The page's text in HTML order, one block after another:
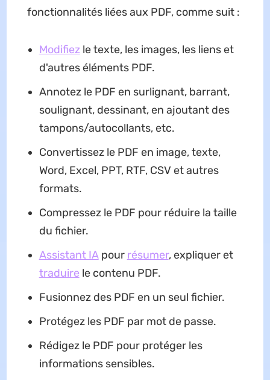
fonctionnalités liées aux PDF, comme suit :
Modifiezle texte, les images, les liens et
d'autres éléments PDF.
Annotez le PDF en surlignant, barrant,
soulignant, dessinant, en ajoutant des
tampons/autocollants, etc.
Convertissez le PDF en image, texte,
Word, Excel, PPT, RTF, CSV et autres
formats.
Compressez le PDF pour réduire la taille
du fichier.
Assistant IApour résumer, expliquer et
traduire le contenu PDF.
Fusionnez des PDF en un seul fichier.
Protégez les PDF par mot de passe.
Rédigez le PDF pour protéger les
informations sensibles.